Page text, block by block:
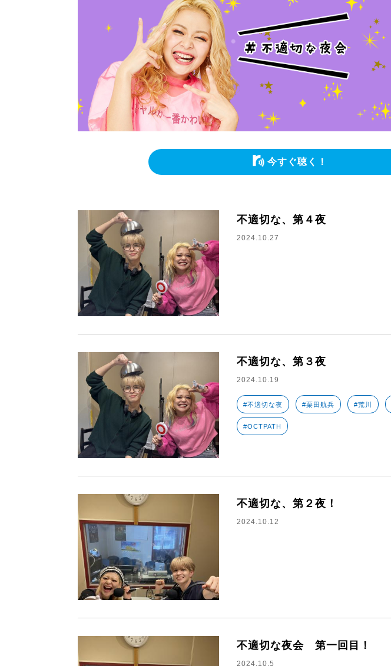
今すぐ聴く！
不適切な、第４夜
2024.10.27
不適切な、第３夜
2024.10.19
#不適切な夜 #栗田航兵 #荒川
#OCTPATH
不適切な、第２夜！
2024.10.12
不適切な夜会 第一回目！
2024.10.5